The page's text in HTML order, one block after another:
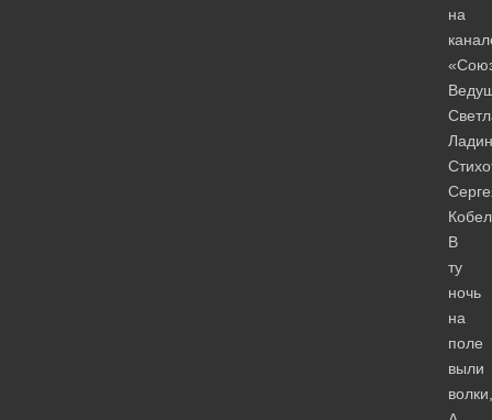
на
В
ту
ночь
на
поле
выли
волки,